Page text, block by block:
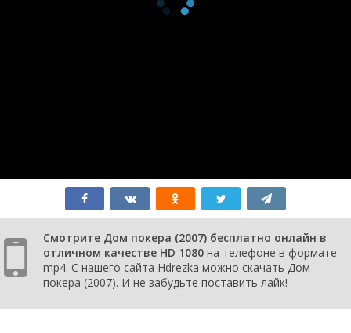
Смотрите Дом покера (2007) бесплатно онлайн в
отличном качестве HD 1080 на телефоне в формате
mp4. С нашего сайта Hdrezka можно скачать Дом
покера (2007). И не забудьте поставить лайк!